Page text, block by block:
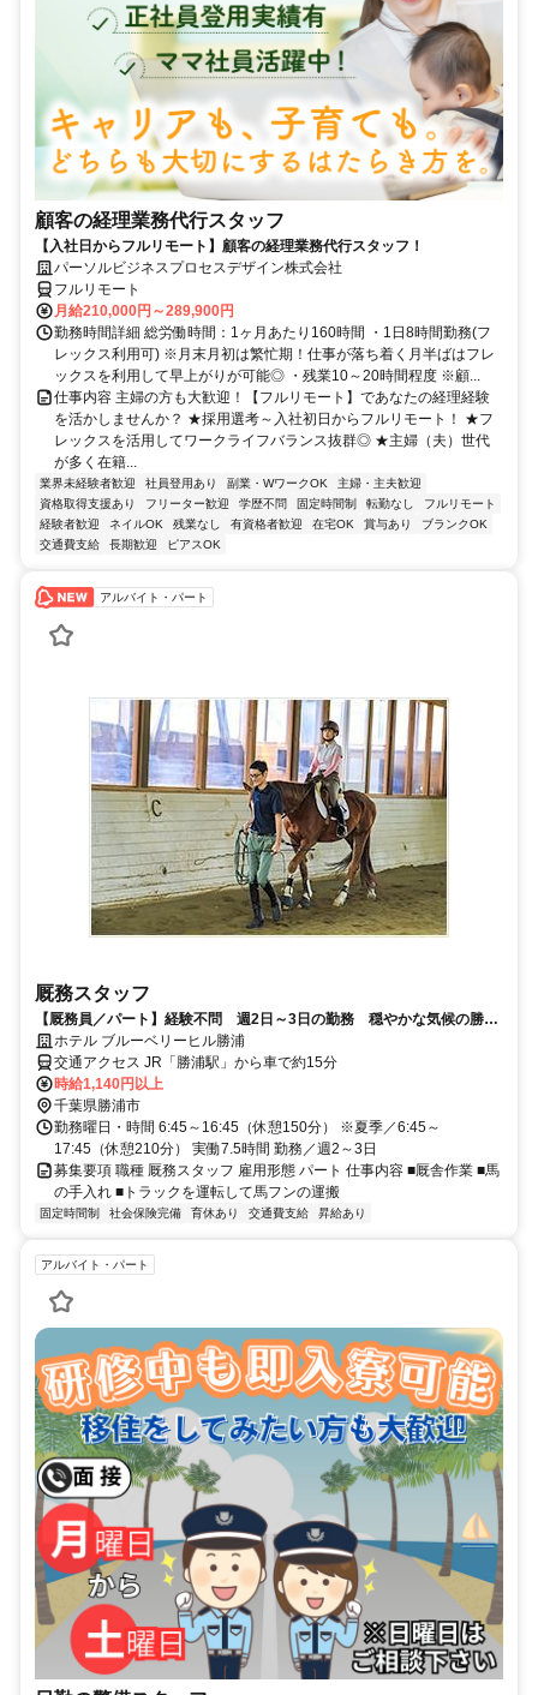
顧客の経理業務代行スタッフ
【入社日からフルリモート】顧客の経理業務代行スタッフ！
パーソルビジネスプロセスデザイン株式会社
フルリモート
月給210,000円～289,900円
勤務時間詳細 総労働時間：1ヶ月あたり160時間 ・1日8時間勤務(フ
レックス利用可) ※月末月初は繁忙期！仕事が落ち着く月半ばはフレ
ックスを利用して早上がりが可能◎ ・残業10～20時間程度 ※顧...
仕事内容 主婦の方も大歓迎！【フルリモート】であなたの経理経験
を活かしませんか？ ★採用選考～入社初日からフルリモート！ ★フ
レックスを活用してワークライフバランス抜群◎ ★主婦（夫）世代
が多く在籍...
業界未経験者歓迎 社員登用あり 副業・WワークOK
主婦・主夫歓迎
資格取得支援あり
フリーター歓迎 学歴不問 固定時間制 転勤なし
フルリモート
経験者歓迎
ネイルOK 残業なし 有資格者歓迎 在宅OK 賞与あり
ブランクOK
交通費支給
長期歓迎 ピアスOK
アルバイト・パート
厩務スタッフ
【厩務員／パート】経験不問 週2日～3日の勤務 穏やかな気候の勝浦
市 ホテル ブルーベリーヒル勝浦
交通アクセス JR「勝浦駅」から車で約15分
時給1,140円以上
千葉県勝浦市
勤務曜日・時間 6:45～16:45（休憩150分） ※夏季／6:45～
17:45（休憩210分） 実働7.5時間 勤務／週2～3日
募集要項 職種 厩務スタッフ 雇用形態 パート 仕事内容 ■厩舎作業 ■馬
の手入れ ■トラックを運転して馬フンの運搬
固定時間制 社会保険完備 育休あり 交通費支給 昇給あり
アルバイト・パート